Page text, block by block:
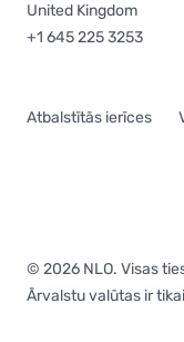
United Kingdom
+1 645 225 3253
Atbalstītās ierīces
© 2026 NLO. Visas
Ārvalstu valūtas ir